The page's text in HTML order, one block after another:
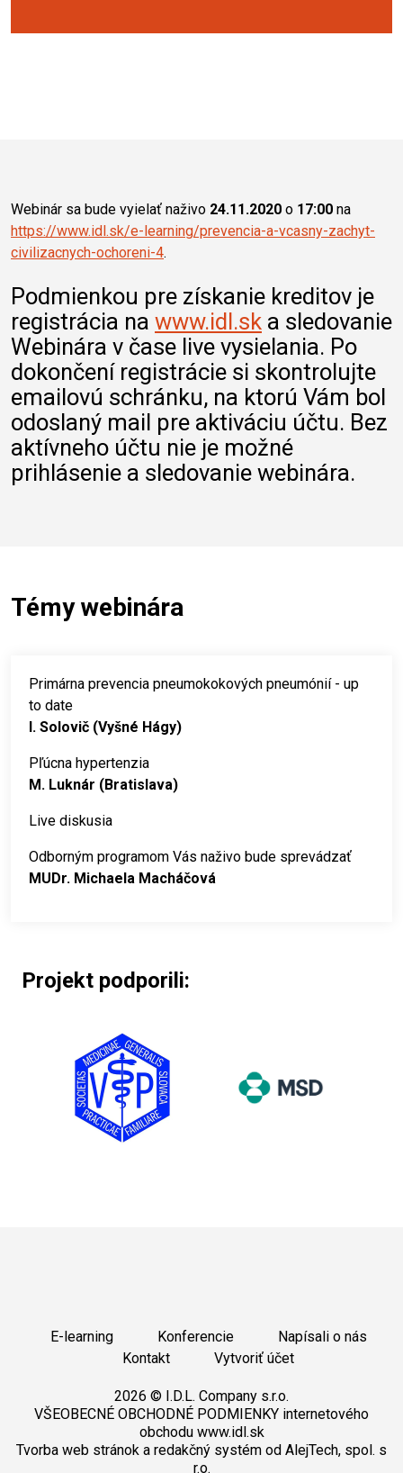
Webinár sa bude vyielať naživo 24.11.2020 o 17:00 na
https://www.idl.sk/e-learning/prevencia-a-vcasny-zachyt-
civilizacnych-ochoreni-4.
Podmienkou pre získanie kreditov je
registrácia na www.idl.sk a sledovanie
Webinára v čase live vysielania. Po
dokončení registrácie si skontrolujte
emailovú schránku, na ktorú Vám bol
odoslaný mail pre aktiváciu účtu. Bez
aktívneho účtu nie je možné
prihlásenie a sledovanie webinára.
Témy webinára
Primárna prevencia pneumokokových pneumónií - up
to date
I. Solovič (Vyšné Hágy)
Pľúcna hypertenzia
M. Luknár (Bratislava)
Live diskusia
Odborným programom Vás naživo bude sprevádzať
MUDr. Michaela Macháčová
Projekt podporili:
E-learning Konferencie
Napísali o nás
Kontakt
Vytvoriť účet
2026 © I.D.L. Company s.r.o.
VŠEOBECNÉ OBCHODNÉ PODMIENKY internetového
obchodu www.idl.sk
Tvorba web stránok a redakčný systém od AlejTech, spol. s
r.o.